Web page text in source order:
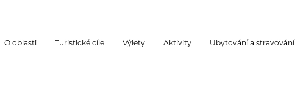
O oblasti Turistické cíle Výlety Aktivity Ubytování a stravování